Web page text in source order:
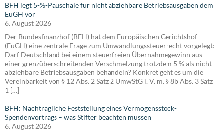
BFH legt 5-%-Pauschale für nicht abziehbare Betriebsausgaben dem
EuGH vor
6. August 2026
Der Bundesfinanzhof (BFH) hat dem Europäischen Gerichtshof
(EuGH) eine zentrale Frage zum Umwandlungssteuerrecht vorgelegt:
Darf Deutschland bei einem steuerfreien Übernahmegewinn aus
einer grenzüberschreitenden Verschmelzung trotzdem 5 % als nicht
abziehbare Betriebsausgaben behandeln? Konkret geht es um die
Vereinbarkeit von § 12 Abs. 2 Satz 2 UmwStG i. V. m. § 8b Abs. 3 Satz
1 […]
BFH: Nachträgliche Feststellung eines Vermögensstock-
Spendenvortrags – was Stifter beachten müssen
6. August 2026